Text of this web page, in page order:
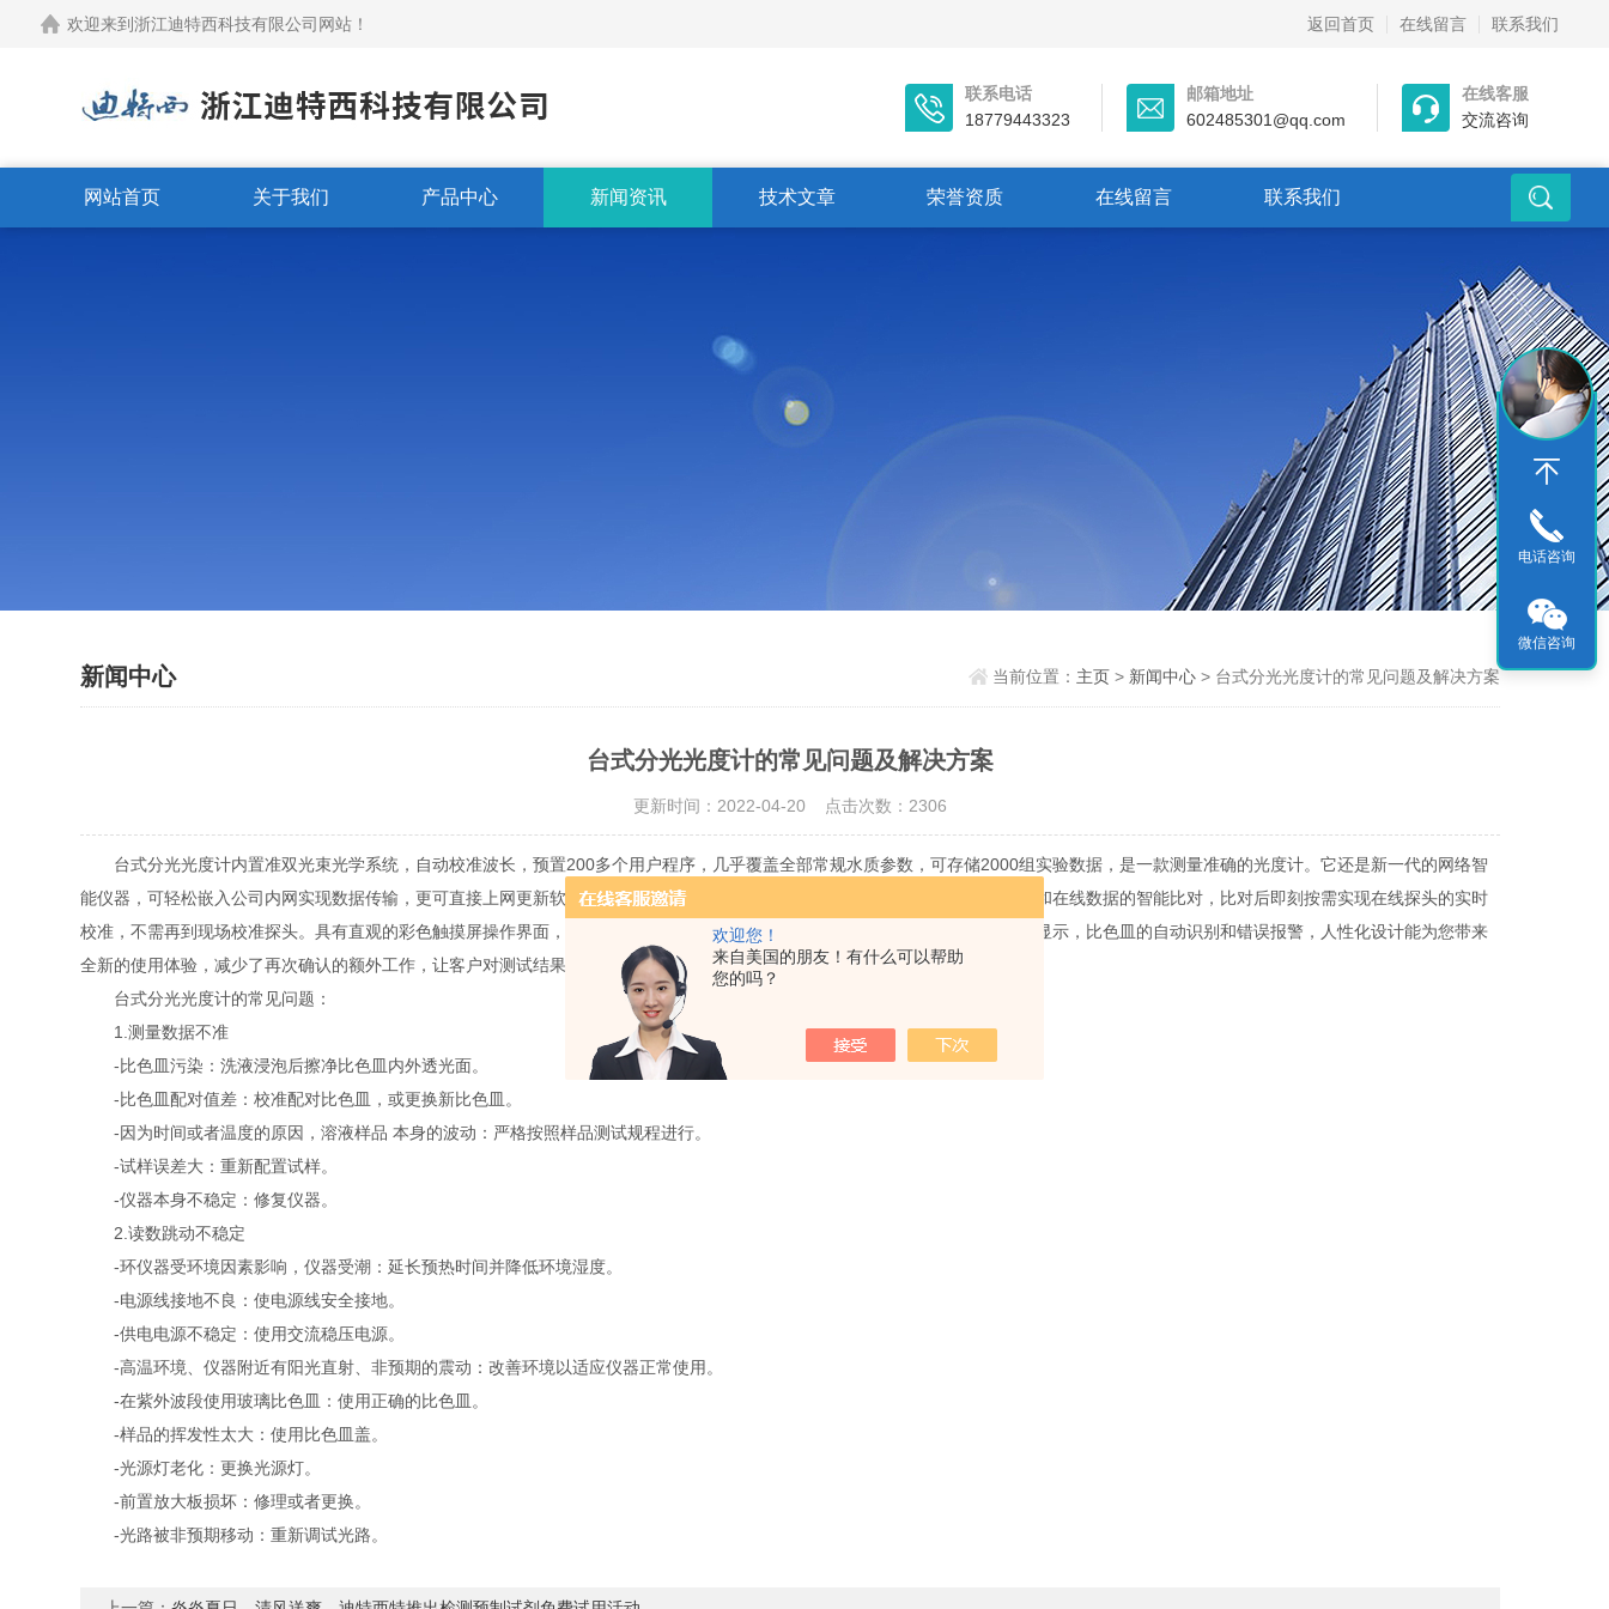
欢迎您！
来自美国的朋友！有什么可以帮助
您的吗？
欢迎来到浙江迪特西科技有限公司网站！ 返回首页 在线留言 联系我们
联系电话
18779443323
邮箱地址
602485301@qq.com
在线客服
交流咨询
网站首页 关于我们 产品中心 新闻资讯 技术文章 荣誉资质 在线留言 联系我们
新闻中心 当前位置： 主页> 新闻中心> 台式分光光度计的常见问题及解决方案
台式分光光度计的常见问题及解决方案
更新时间：2022-04-20 点击次数：2306
台式分光光度计内置准双光束光学系统，自动校准波长，预置200多个用户程序，几乎覆盖全部常规水质参数，可存储2000组实验数据，是一款测量准确的光度计。它还是新一代的网络智
能仪器，可轻松嵌入公司内网实现数据传输，更可直接上网更新软件和用户手册。如果结合全模块软件，一键就可搞定实验室数据和在线数据的智能比对，比对后即刻按需实现在线探头的实时
校准，不需再到现场校准探头。具有直观的彩色触摸屏操作界面，并可直接在屏幕上显示程序的操作提示。加上直观的量程柱状图显示，比色皿的自动识别和错误报警，人性化设计能为您带来
全新的使用体验，减少了再次确认的额外工作，让客户对测试结果更有信心。
台式分光光度计的常见问题：
1.测量数据不准
-比色皿污染：洗液浸泡后擦净比色皿内外透光面。
-比色皿配对值差：校准配对比色皿，或更换新比色皿。
-因为时间或者温度的原因，溶液样品 本身的波动：严格按照样品测试规程进行。
-试样误差大：重新配置试样。
-仪器本身不稳定：修复仪器。
2.读数跳动不稳定
-环仪器受环境因素影响，仪器受潮：延长预热时间并降低环境湿度。
-电源线接地不良：使电源线安全接地。
-供电电源不稳定：使用交流稳压电源。
-高温环境、仪器附近有阳光直射、非预期的震动：改善环境以适应仪器正常使用。
-在紫外波段使用玻璃比色皿：使用正确的比色皿。
-样品的挥发性太大：使用比色皿盖。
-光源灯老化：更换光源灯。
-前置放大板损坏：修理或者更换。
-光路被非预期移动：重新调试光路。
电话咨询
微信咨询